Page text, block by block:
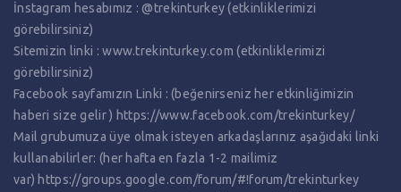
İnstagram hesabımız : @trekinturkey (etkinliklerimizi
görebilirsiniz)
Sitemizin linki :www.trekinturkey.com (etkinliklerimizi
görebilirsiniz)
Facebook sayfamızın Linki : (beğenirseniz her etkinliğimizin
haberi size gelir ) https://www.facebook.com/trekinturkey/
Mail grubumuza üye olmak isteyen arkadaşlarınız aşağıdaki linki
kullanabilirler: (her hafta en fazla 1-2 mailimiz
var) https://groups.google.com/forum/#!forum/trekinturkey